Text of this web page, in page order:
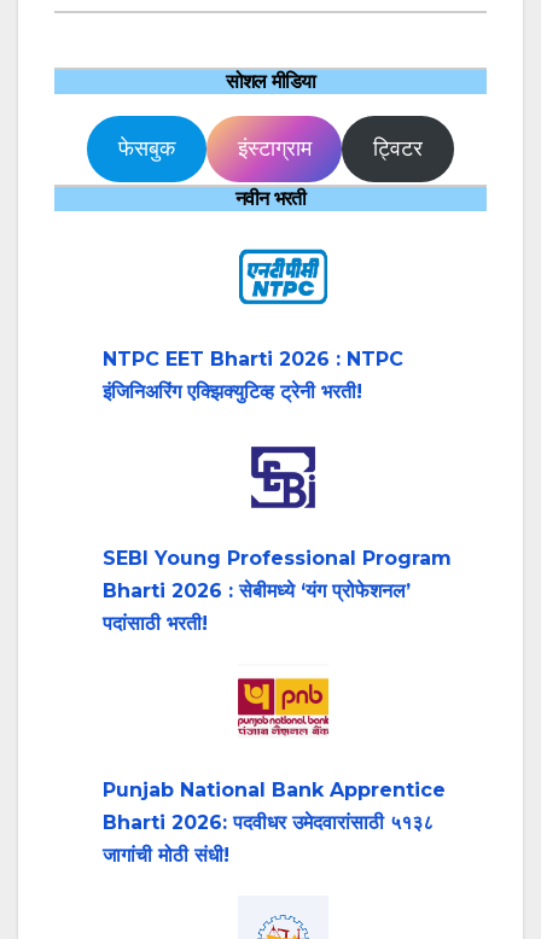
सोशल मीडिया
फेसबुक इंस्टाग्राम ट्विटर
नवीन भरती
NTPC EET Bharti 2026 : NTPC
इंजिनिअरिंग एक्झिक्युटिव्ह ट्रेनी भरती!
SEBI Young Professional Program
Bharti 2026 : सेबीमध्ये ‘यंग प्रोफेशनल’
पदांसाठी भरती!
Punjab National Bank Apprentice
Bharti 2026: पदवीधर उमेदवारांसाठी ५१३८
जागांची मोठी संधी!